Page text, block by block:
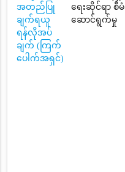
အတည်ပြု
ချက်ရယူ
ရန်လိုအပ်
ချက် (ကြက်
ပေါက်အရှင်)
ရေးဆိုင်ရာ စီမံ
ဆောင်ရွက်မှု